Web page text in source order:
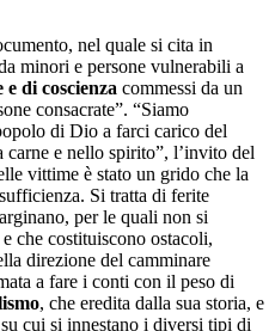
nel quale si cita in
minori e persone vulnerabili a
e di coscienza commessi da un
consacrate”. “Siamo
di Dio a farci carico del
e nello spirito”, l’invito del
vittime è stato un grido che la
Si tratta di ferite
per le quali non si
che costituiscono ostacoli,
direzione del camminare
a fare i conti con il peso di
, che eredita dalla sua storia, e
cui si innestano i diversi tipi di